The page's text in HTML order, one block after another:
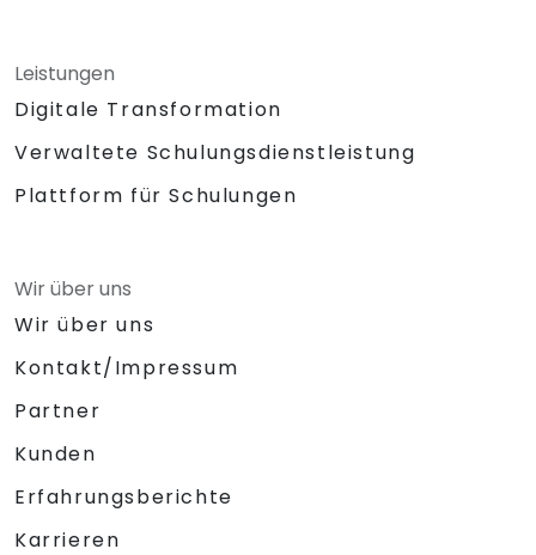
Leistungen
Digitale Transformation
Verwaltete Schulungsdienstleistung
Plattform für Schulungen
Wir über uns
Wir über uns
Kontakt/Impressum
Partner
Kunden
Erfahrungsberichte
Karrieren